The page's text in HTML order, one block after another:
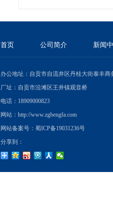
首页 公司简介 新闻
办公地址：自贡市自流井区丹桂大街泰丰商
厂址：自贡市沿滩区王井镇观音桥
电话：18909000823
网站： http://www.zgbengfa.com
网站备案号： 蜀ICP备19031236号
分享到：